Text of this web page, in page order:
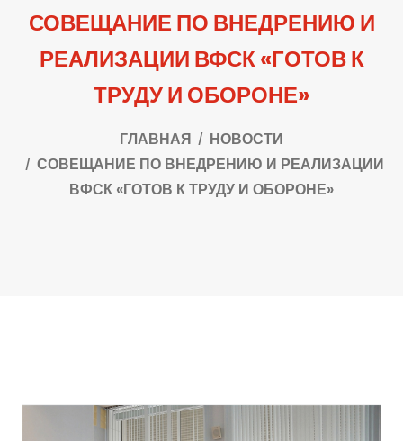
СОВЕЩАНИЕ ПО ВНЕДРЕНИЮ И
РЕАЛИЗАЦИИ ВФСК «ГОТОВ К
ТРУДУ И ОБОРОНЕ»
ГЛАВНАЯ
НОВОСТИ
СОВЕЩАНИЕ ПО ВНЕДРЕНИЮ И РЕАЛИЗАЦИИ
ВФСК «ГОТОВ К ТРУДУ И ОБОРОНЕ»